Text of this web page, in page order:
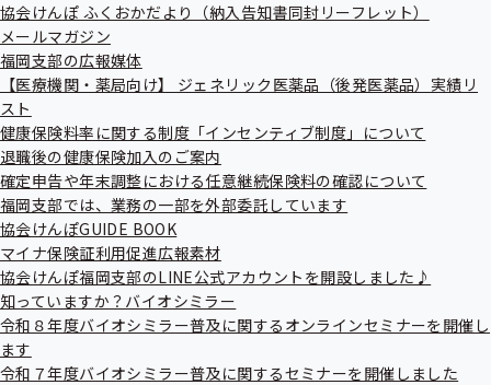
ニ
協会けんぽ ふくおかだより（納入告知書同封リーフレット）
メールマガジン
福岡支部の広報媒体
【医療機関・薬局向け】 ジェネリック医薬品（後発医薬品）実績リ
スト
健康保険料率に関する制度「インセンティブ制度」について
退職後の健康保険加入のご案内
確定申告や年末調整における任意継続保険料の確認について
福岡支部では、業務の一部を外部委託しています
協会けんぽGUIDE BOOK
マイナ保険証利用促進広報素材
協会けんぽ福岡支部のLINE公式アカウントを開設しました♪
知っていますか？バイオシミラー
令和８年度バイオシミラー普及に関するオンラインセミナーを開催し
ます
令和７年度バイオシミラー普及に関するセミナーを開催しました
●その他こんな情報もお届け
健康保険給付金申請のポイントと記入方法
健康経営が企業成長の鍵に！取り組み方や成功事例を紹介
毎年の健康保険料率の改訂情報
登録できる方
パソコン・スマートフォンのEメールアドレスをお持ちの方
であれば、どなたでもご利用できます。
（携帯電話からの登録はできません）